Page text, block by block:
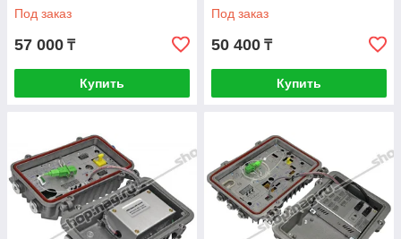
Под заказ
57 000 ₸
Купить
Под заказ
50 400 ₸
Купить